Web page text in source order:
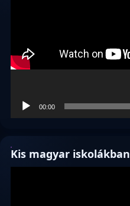
00:00
Kis magyar iskolákban